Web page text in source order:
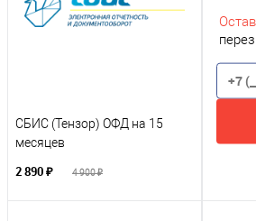
СБИС (Тензор) ОФД на 15
месяцев
2 890 ₽ 4 900 ₽